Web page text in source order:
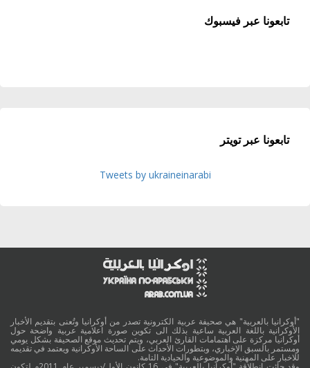
تابعونا عبر فيسبوك
تابعونا عبر تويتر
Tweets by ukraineinarabi
"أوكرانيا بالعربية" هي صحيفة عربية الكترونية تصدر من أوكرانيا وتُعنى بتقديم الأخبار
الأوكرانية باللغة العربية ساعية بذلك الى تكوين صورة اعلامية عربية واضحة حول
أوكرانيا مركزة على اهتمامات القارئ العربي، ويتم تحديث موقع الصحيفة بشكل يومي
ومستمر بالسبق الإخباري، وبتطورات الأحداث على الساحة الأوكرانية ويعتمد في تقديمه
للاخبار على المهنية والموضوعية والحيادية التامة.